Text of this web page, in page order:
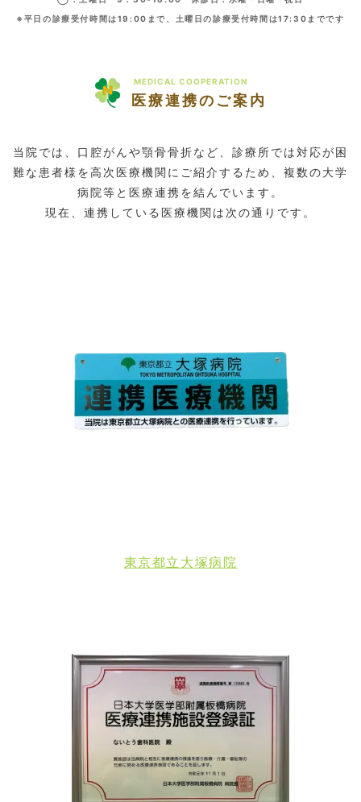
※平日の診療受付時間は19:00まで、土曜日の診療受付時間は17:30までです
MEDICAL COOPERATION
医療連携のご案内
当院では、口腔がんや顎骨骨折など、診療所では対応が困
難な患者様を高次医療機関にご紹介するため、複数の大学
病院等と医療連携を結んでいます。
現在、連携している医療機関は次の通りです。
東京都立大塚病院